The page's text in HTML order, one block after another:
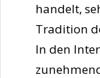
handelt,
Tradition
In den